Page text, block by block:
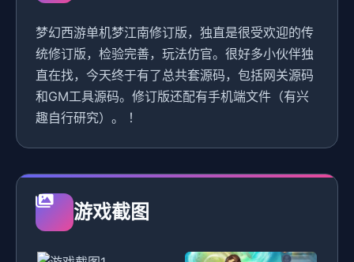
梦幻西游单机梦江南修订版，独直是很受欢迎的传
统修订版，检验完善，玩法仿官。很好多小伙伴独
直在找，今天终于有了总共套源码，包括网关源码
和GM工具源码。修订版还配有手机端文件（有兴
趣自行研究）。 ！
游戏截图